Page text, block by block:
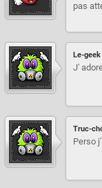
pas
Le-geek
J'
Truc-
Perso